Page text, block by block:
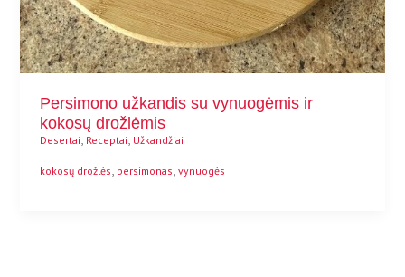
Persimono užkandis su vynuogėmis ir
kokosų drožlėmis
Desertai, Receptai, Užkandžiai
kokosų drožlės, persimonas,vynuogės